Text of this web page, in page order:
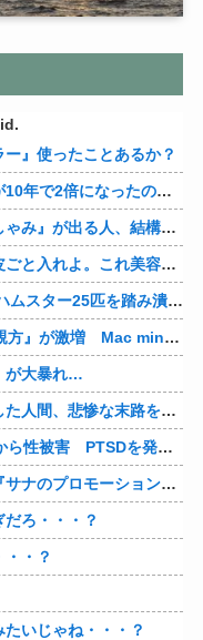
』使ったことあるか？
【悲報】日本政府「障害者の福祉費用が10年で2倍になったので抑制します」
【驚愕】エッチなことを考えると『くしゃみ』が出る人、結構いると判明
【警告】社会人「スムージーにキウイ皮ごと入れよ。これ美容にいいんだよね〜」→ 結果…
【胸糞】36歳教員、19歳女とホテルでハムスター25匹を踏み潰すなどして逮捕
【驚愕】年商10億円を超える『ひとり親方』が激増 Mac miniを大量購入しAIを従業員に
が大暴れ…
【警告】地震を利用してデマを垂れ流した人間、悲惨な末路を迎える…
【緊急】NHK職員が番組出演タレントから性被害 PTSDを発症し休職へ
【速報】高市首相の被災地視察動画、『サナのプロモーションビデオ』すぎて炎上
だろ・・・？
・・？
たいじゃね・・・？